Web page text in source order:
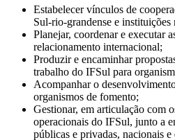
Estabelecer vínculos de
Sul-rio-grandense e
Planejar, coordenar e executar
relacionamento internacional;
Produzir e encaminhar
trabalho do IFSul para
Acompanhar o
organismos de fomento;
Gestionar, em articulação com
operacionais do IFSul, junto a
públicas e privadas, nacionais e